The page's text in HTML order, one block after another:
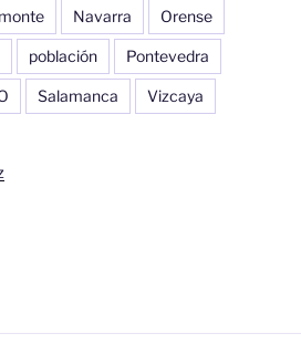
monte Navarra Orense
población Pontevedra
Salamanca Vizcaya